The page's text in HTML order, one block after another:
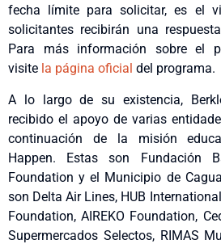
fecha límite para solicitar, es el
solicitantes recibirán una
Para más información sobre el
visite la página oficial del programa.
A lo largo de su existencia,
recibido el apoyo de varias
continuación de la misión
Happen. Estas son Fundación
Foundation y el Municipio de
son Delta Air Lines, HUB
Foundation, AIREKO Foundation,
Supermercados Selectos, RIMAS